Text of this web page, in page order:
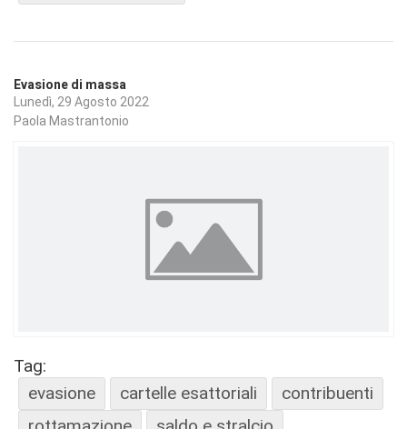
Evasione di massa
Lunedì, 29 Agosto 2022
Paola Mastrantonio
Tag:
evasione
cartelle esattoriali
contribuenti